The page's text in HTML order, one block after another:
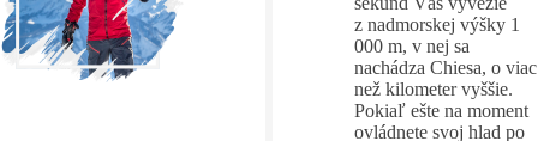
z nadmorskej výšky 1
000 m, v nej sa
nachádza Chiesa, o viac
než kilometer vyššie.
Pokiaľ ešte na moment
ovládnete svoj hlad po